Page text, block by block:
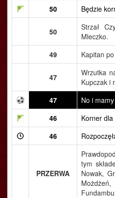
50
Będzie
50
Strzał
Mleczko.
49
Kapitan
47
Wrzutka
Kupczak i
47
No i
46
Korner dla
46
PRZERWA
tym
Nowak,